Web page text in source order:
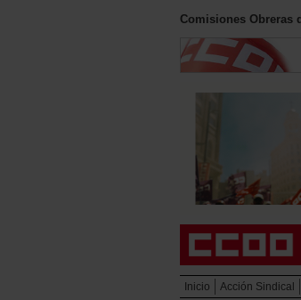
Comisiones Obreras
Inicio Acción Sindical